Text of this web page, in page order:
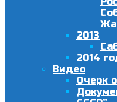
2013
2014
Видео
Очерк